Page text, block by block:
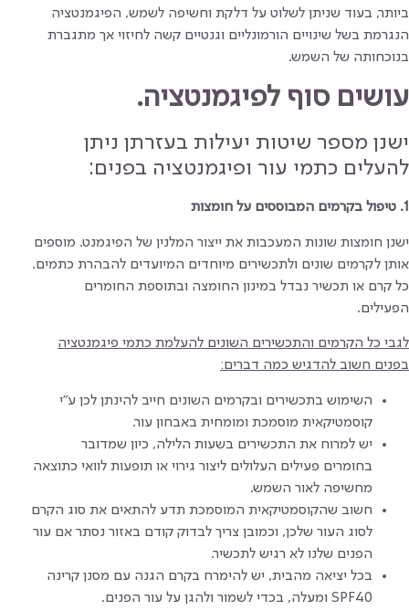
ביותר, בעוד שניתן לשלוט על דלקת וחשיפה לשמש, הפיגמנטציה
הנגרמת בשל שינויים הורמונליים וגנטיים קשה לחיזוי אך מתגברת
בנוכחותה של השמש.
עושים סוף לפיגמנטציה.
ישנן מספר שיטות יעילות בעזרתן ניתן
להעלים כתמי עור ופיגמנטציה בפנים:
1. טיפול בקרמים המבוססים על חומצות
ישנן חומצות שונות המעכבות את ייצור המלנין של הפיגמנט. מוספים
אותן לקרמים שונים ולתכשירים מיוחדים המיועדים להבהרת כתמים.
כל קרם או תכשיר נבדל במינון החומצה ובתוספת החומרים
הפעילים.
לגבי כל הקרמים והתכשירים השונים להעלמת כתמי פיגמנטציה
בפנים חשוב להדגיש כמה דברים:
השימוש בתכשירים ובקרמים השונים חייב להינתן לכן ע"י
קוסמטיקאית מוסמכת ומומחית באבחון עור.
יש למרוח את התכשירים בשעות הלילה, כיון שמדובר
בחומרים פעילים העלולים ליצור גירוי או תופעות לוואי כתוצאה
מחשיפה לאור השמש.
חשוב שהקוסמטיקאית המוסמכת תדע להתאים את סוג הקרם
לסוג העור שלכן, וכמובן צריך לבדוק קודם באזור נסתר אם עור
הפנים שלנו לא רגיש לתכשיר.
בכל יציאה מהבית, יש להימרח בקרם הגנה עם מסנן קרינה
SPF40 ומעלה, בכדי לשמור ולהגן על עור הפנים.